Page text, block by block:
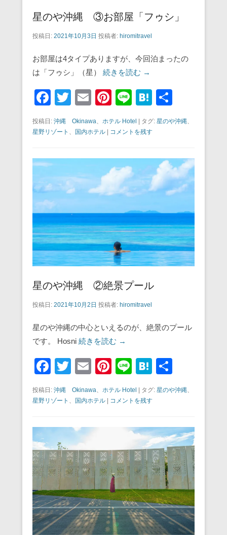
星のや沖縄 ③お部屋「フゥシ」
投稿日: 2021年10月3日 投稿者: hiromitravel
お部屋は4タイプありますが、今回泊まったの
は「フゥシ」（星） 続きを読む →
F
a
c
b
o
o
k
T
tt
E
ail
Pi
er
st
Li
e
H
at
e
a
有
投稿日: 沖縄 Okinawa、 ホテル Hotel タグ: 星のや沖縄、
星野リゾート 、 国内ホテル コメントを残す
星のや沖縄 ②絶景プール
投稿日: 2021年10月2日 投稿者: hiromitravel
星のや沖縄の中心といえるのが、絶景のプール
です。 Hosni 続きを読む →
F
a
c
b
o
o
k
T
tt
E
ail
Pi
er
Li
e
H
at
e
a
有
投稿日: 沖縄 Okinawa、 ホテル Hotel | タグ: 星のや沖縄、
星野リゾート 、 国内ホテル | コメントを残す